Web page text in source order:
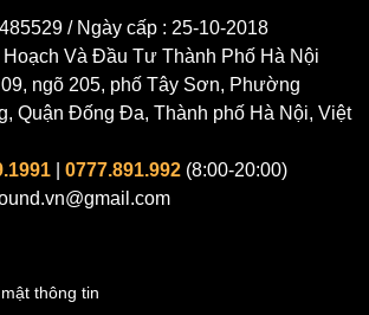
/ Ngày cấp : 25-10-2018
Và Đầu Tư Thành Phố Hà Nội
ngõ 205, phố Tây Sơn, Phường
Quận Đống Đa, Thành phố Hà Nội, Việt
0777.891.992 (8:00-20:00)
thông tin